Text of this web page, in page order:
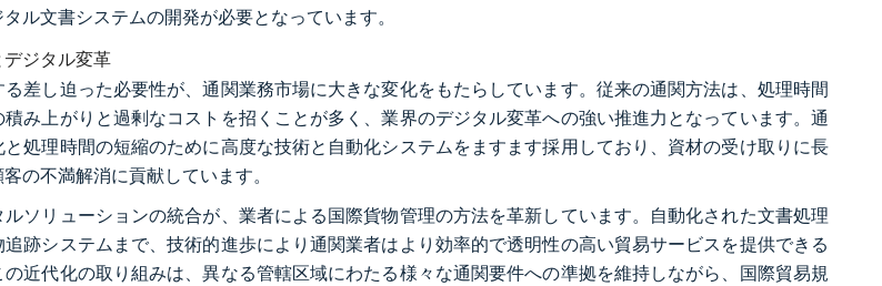
ル文書システムの開発が必要となっています。
ジタル変革
差し迫った必要性が、通関業務市場に大きな変化をもたらしています。従来の通関方法は、処理時間
み上がりと過剰なコストを招くことが多く、業界のデジタル変革への強い推進力となっています。通
処理時間の短縮のために高度な技術と自動化システムをますます採用しており、資材の受け取りに長
の不満解消に貢献しています。
ソリューションの統合が、業者による国際貨物管理の方法を革新しています。自動化された文書処理
跡システムまで、技術的進歩により通関業者はより効率的で透明性の高い貿易サービスを提供できる
近代化の取り組みは、異なる管轄区域にわたる様々な通関要件への準拠を維持しながら、国際貿易規